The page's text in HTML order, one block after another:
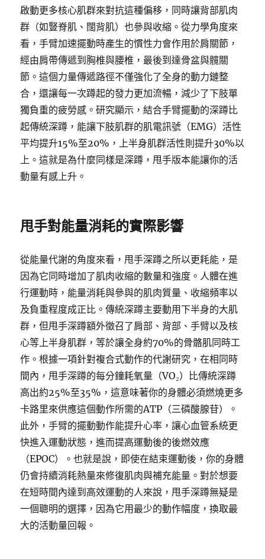
啟動更多核心肌群來對抗這種偏移，同時讓背部肌肉
群（如豎脊肌、闊背肌）也參與收縮。從力學角度來
看，手臂加速擺動時產生的慣性力會作用於肩關節，
經由肩帶傳遞到胸椎與腰椎，最後到達骨盆與髖關
節。這個力量傳遞路徑不僅強化了全身的動力鏈整
合，還讓每一次蹲起的發力更加流暢，減少了下肢單
獨負重的疲勞感。研究顯示，結合手臂擺動的深蹲比
起傳統深蹲，能讓下肢肌群的肌電訊號（EMG）活性
平均提升15%至20%，上半身肌群活性則提升30%以
上。這就是為什麼同樣是深蹲，甩手版本能讓你的活
動量有感上升。
甩手對能量消耗的實際影響
從能量代謝的角度來看，甩手深蹲之所以更耗能，是
因為它同時增加了肌肉收縮的數量和強度。人體在進
行運動時，能量消耗與參與的肌肉質量、收縮頻率以
及負重程度成正比。傳統深蹲主要動用下半身的大肌
群，但甩手深蹲額外徵召了肩部、背部、手臂以及核
心等上半身肌群，等於讓全身約70%的骨骼肌同時工
作。根據一項針對複合式動作的代謝研究，在相同時
間內，甩手深蹲的每分鐘耗氧量（VO₂）比傳統深蹲
高出約25%至35%，這意味著你的身體必須燃燒更多
卡路里來供應這個動作所需的ATP（三磷酸腺苷）。
此外，手臂的擺動動作能提升心率，讓心血管系統更
快進入運動狀態，進而提高運動後的後燃效應
（EPOC）。也就是說，即使在結束運動後，你的身體
仍會持續消耗熱量來修復肌肉與補充能量。對於想要
在短時間內達到高效運動的人來說，甩手深蹲無疑是
一個聰明的選擇，因為它用最少的動作幅度，換取最
大的活動量回報。